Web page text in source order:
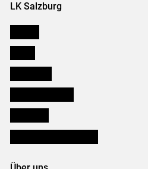
LK Salzburg